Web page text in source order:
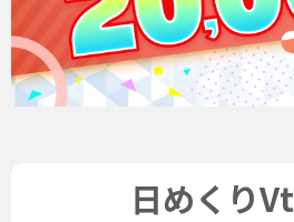
日めくり